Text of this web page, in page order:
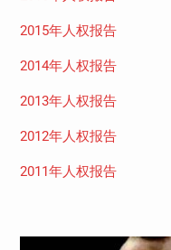
2015年人权报告
2014年人权报告
2013年人权报告
2012年人权报告
2011年人权报告